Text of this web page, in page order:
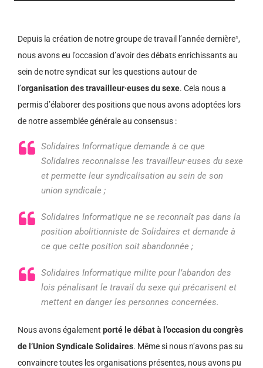
Depuis la création de notre groupe de travail l’année dernière¹,
nous avons eu l’occasion d’avoir des débats enrichissants au
sein de notre syndicat sur les questions autour de
l’organisation des travailleur·euses du sexe. Cela nous a
permis d’élaborer des positions que nous avons adoptées lors
de notre assemblée générale au consensus :
Solidaires Informatique demande à ce que
Solidaires reconnaisse les travailleur·euses du sexe
et permette leur syndicalisation au sein de son
union syndicale ;
Solidaires Informatique ne se reconnaît pas dans la
position abolitionniste de Solidaires et demande à
ce que cette position soit abandonnée ;
Solidaires Informatique milite pour l’abandon des
lois pénalisant le travail du sexe qui précarisent et
mettent en danger les personnes concernées.
Nous avons également porté le débat à l’occasion du congrès
de l’Union Syndicale Solidaires. Même si nous n’avons pas su
convaincre toutes les organisations présentes, nous avons pu